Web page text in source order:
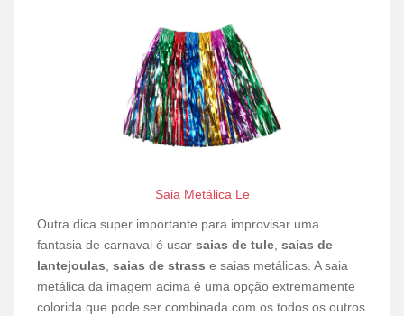
Saia Metálica Le
Outra dica super importante para improvisar uma
fantasia de carnaval é usar saias de tule saias de
lantejoulas saias de strass e saias metálicas. A saia
metálica da imagem acima é uma opção extremamente
colorida que pode ser combinada com os todos os outros